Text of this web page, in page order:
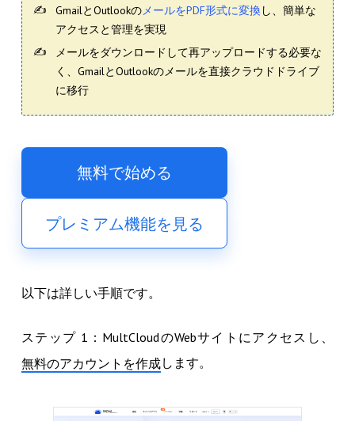
GmailとOutlookのメールをPDF形式に変換し、簡単な
アクセスと管理を実現
メールをダウンロードして再アップロードする必要な
く、GmailとOutlookのメールを直接クラウドドライブ
に移行
無料で始める
プレミアム機能を見る
以下は詳しい手順です。
ステップ 1：MultCloudのWebサイトにアクセスし、
無料のアカウントを作成します。